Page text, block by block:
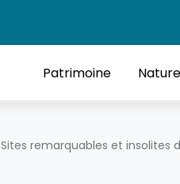
Patrimoine Nature
Sites remarquables et insolites